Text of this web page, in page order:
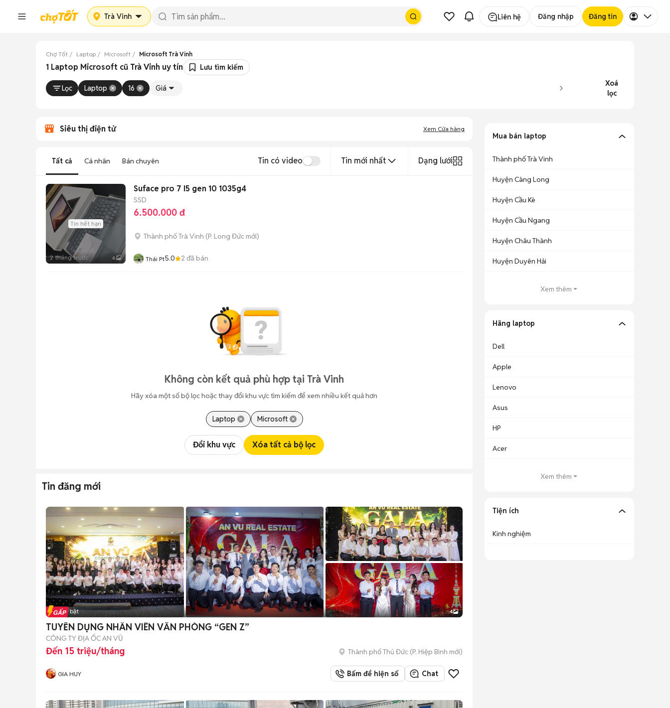
Trà Vinh Liên hệ Đăng nhập Đăng tin
Chợ Tốt Laptop Microsoft Microsoft Trà Vinh
1 Laptop Microsoft cũ Trà Vinh uy tín Lưu tìm kiếm
Lọc Laptop 16 Giá
Xoá
lọc
Siêu thị điện tử Xem Cửa hàng
Tất cả Cá nhân Bán chuyên Tin có video Tin mới nhất Dạng lưới
Tin hết hạn
2 tháng trước 6
Suface pro 7 I5 gen 10 1035g4
SSD
6.500.000 đ
Thành phố Trà Vinh (P. Long Đức mới)
Thái Pt5.0 2 đã bán
Không còn kết quả phù hợp tại Trà Vinh
Hãy xóa một số bộ lọc hoặc thay đổi khu vực tìm kiếm để xem nhiều kết quả hơn
Laptop Microsoft
Đổi khu vực Xóa tất cả bộ lọc
Tin đăng mới
Tin nổi bật 4
TUYỂN DỤNG NHÂN VIÊN VĂN PHÒNG “GEN Z”
CÔNG TY ĐỊA ỐC AN VŨ
Đến 15 triệu/tháng Thành phố Thủ Đức (P. Hiệp Bình mới)
GIA HUY Bấm để hiện số Chat
Mua bán laptop
Thành phố Trà Vinh
Huyện Càng Long
Huyện Cầu Kè
Huyện Cầu Ngang
Huyện Châu Thành
Huyện Duyên Hải
Xem thêm
Hãng laptop
Dell
Apple
Lenovo
Asus
HP
Acer
Xem thêm
Tiện ích
Kinh nghiệm